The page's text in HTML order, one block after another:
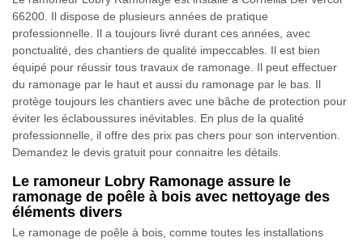
66200. Il dispose de plusieurs années de pratique
professionnelle. Il a toujours livré durant ces années, avec
ponctualité, des chantiers de qualité impeccables. Il est bien
équipé pour réussir tous travaux de ramonage. Il peut effectuer
du ramonage par le haut et aussi du ramonage par le bas. Il
protège toujours les chantiers avec une bâche de protection pour
éviter les éclaboussures inévitables. En plus de la qualité
professionnelle, il offre des prix pas chers pour son intervention.
Demandez le devis gratuit pour connaitre les détails.
Le ramoneur Lobry Ramonage assure le
ramonage de poêle à bois avec nettoyage des
éléments divers
Le ramonage de poêle à bois, comme toutes les installations